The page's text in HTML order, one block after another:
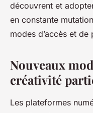
découvrent et
en constante
modes d’accès et
Nouveaux
créativité
Les plateformes